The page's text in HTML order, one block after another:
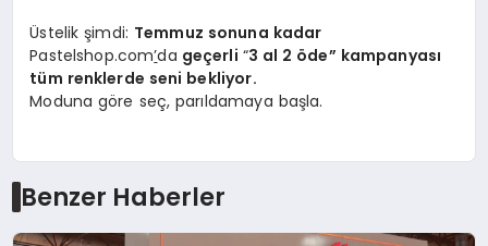
Üstelik şimdi: Temmuz sonuna kadar
Pastelshop.com’da geçerli “3 al 2 öde” kampanyası
tüm renklerde seni bekliyor.
Moduna göre seç, parıldamaya başla.
Benzer Haberler